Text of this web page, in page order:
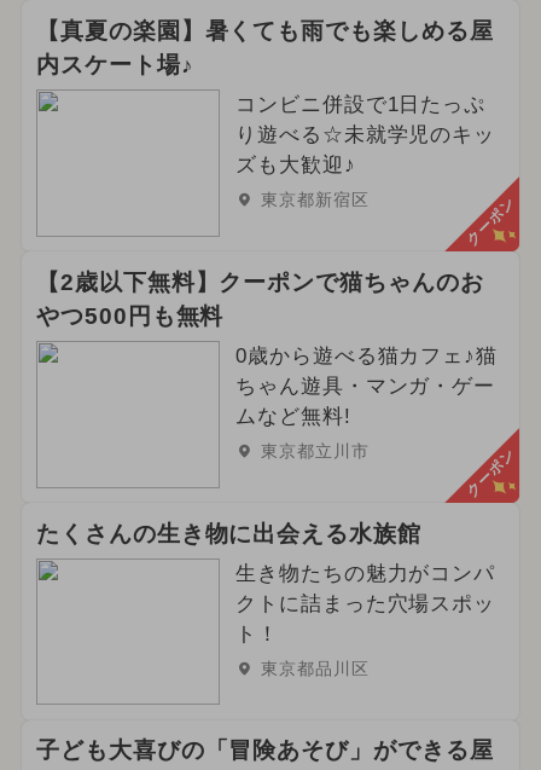
【真夏の楽園】暑くても雨でも楽しめる屋
内スケート場♪
コンビニ併設で1日たっぷ
り遊べる☆未就学児のキッ
ズも大歓迎♪
東京都新宿区 クーポン
【2歳以下無料】クーポンで猫ちゃんのお
やつ500円も無料
0歳から遊べる猫カフェ♪猫
ちゃん遊具・マンガ・ゲー
ムなど無料!
東京都立川市 クーポン
たくさんの生き物に出会える水族館
生き物たちの魅力がコンパ
クトに詰まった穴場スポッ
ト！
東京都品川区
子ども大喜びの「冒険あそび」ができる屋